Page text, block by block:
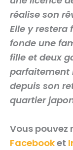
réalise son
Elle y restera
fonde une
fille et deux
parfaitement
depuis son
quartier
Vous pouvez
Facebooket